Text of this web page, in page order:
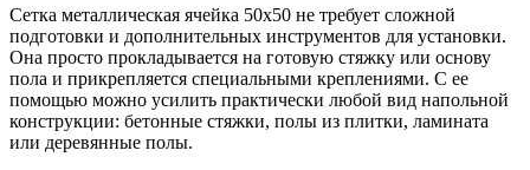
Сетка металлическая ячейка 50х50 не требует сложной
подготовки и дополнительных инструментов для установки.
Она просто прокладывается на готовую стяжку или основу
пола и прикрепляется специальными креплениями. С ее
помощью можно усилить практически любой вид напольной
конструкции: бетонные стяжки, полы из плитки, ламината
или деревянные полы.